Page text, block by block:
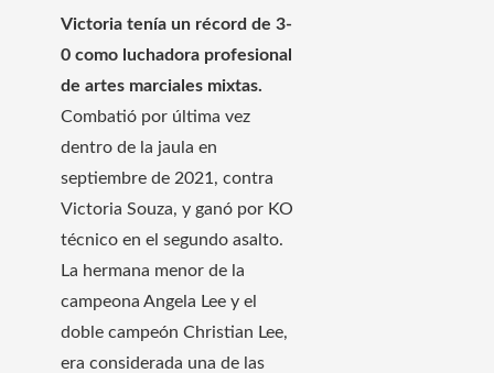
Victoria tenía un récord de 3-
0 como luchadora profesional
de artes marciales mixtas.
Combatió por última vez
dentro de la jaula en
septiembre de 2021, contra
Victoria Souza, y ganó por KO
técnico en el segundo asalto.
La hermana menor de la
campeona Angela Lee y el
doble campeón Christian Lee,
era considerada una de las